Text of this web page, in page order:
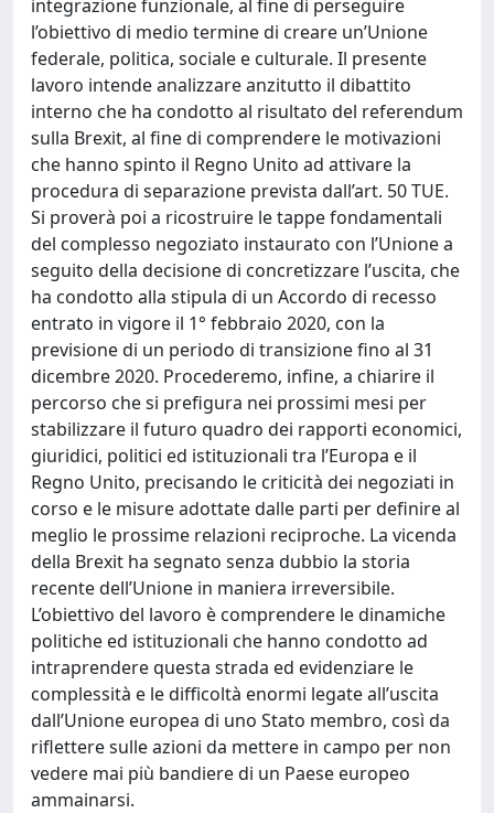
integrazione funzionale, al fine di perseguire
l’obiettivo di medio termine di creare un’Unione
federale, politica, sociale e culturale. Il presente
lavoro intende analizzare anzitutto il dibattito
interno che ha condotto al risultato del referendum
sulla Brexit, al fine di comprendere le motivazioni
che hanno spinto il Regno Unito ad attivare la
procedura di separazione prevista dall’art. 50 TUE.
Si proverà poi a ricostruire le tappe fondamentali
del complesso negoziato instaurato con l’Unione a
seguito della decisione di concretizzare l’uscita, che
ha condotto alla stipula di un Accordo di recesso
entrato in vigore il 1° febbraio 2020, con la
previsione di un periodo di transizione fino al 31
dicembre 2020. Procederemo, infine, a chiarire il
percorso che si prefigura nei prossimi mesi per
stabilizzare il futuro quadro dei rapporti economici,
giuridici, politici ed istituzionali tra l’Europa e il
Regno Unito, precisando le criticità dei negoziati in
corso e le misure adottate dalle parti per definire al
meglio le prossime relazioni reciproche. La vicenda
della Brexit ha segnato senza dubbio la storia
recente dell’Unione in maniera irreversibile.
L’obiettivo del lavoro è comprendere le dinamiche
politiche ed istituzionali che hanno condotto ad
intraprendere questa strada ed evidenziare le
complessità e le difficoltà enormi legate all’uscita
dall’Unione europea di uno Stato membro, così da
riflettere sulle azioni da mettere in campo per non
vedere mai più bandiere di un Paese europeo
ammainarsi.